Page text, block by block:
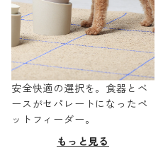
安全快適の選択を。食器とベ
ースがセパレートになったペ
ットフィーダー。
もっと見る